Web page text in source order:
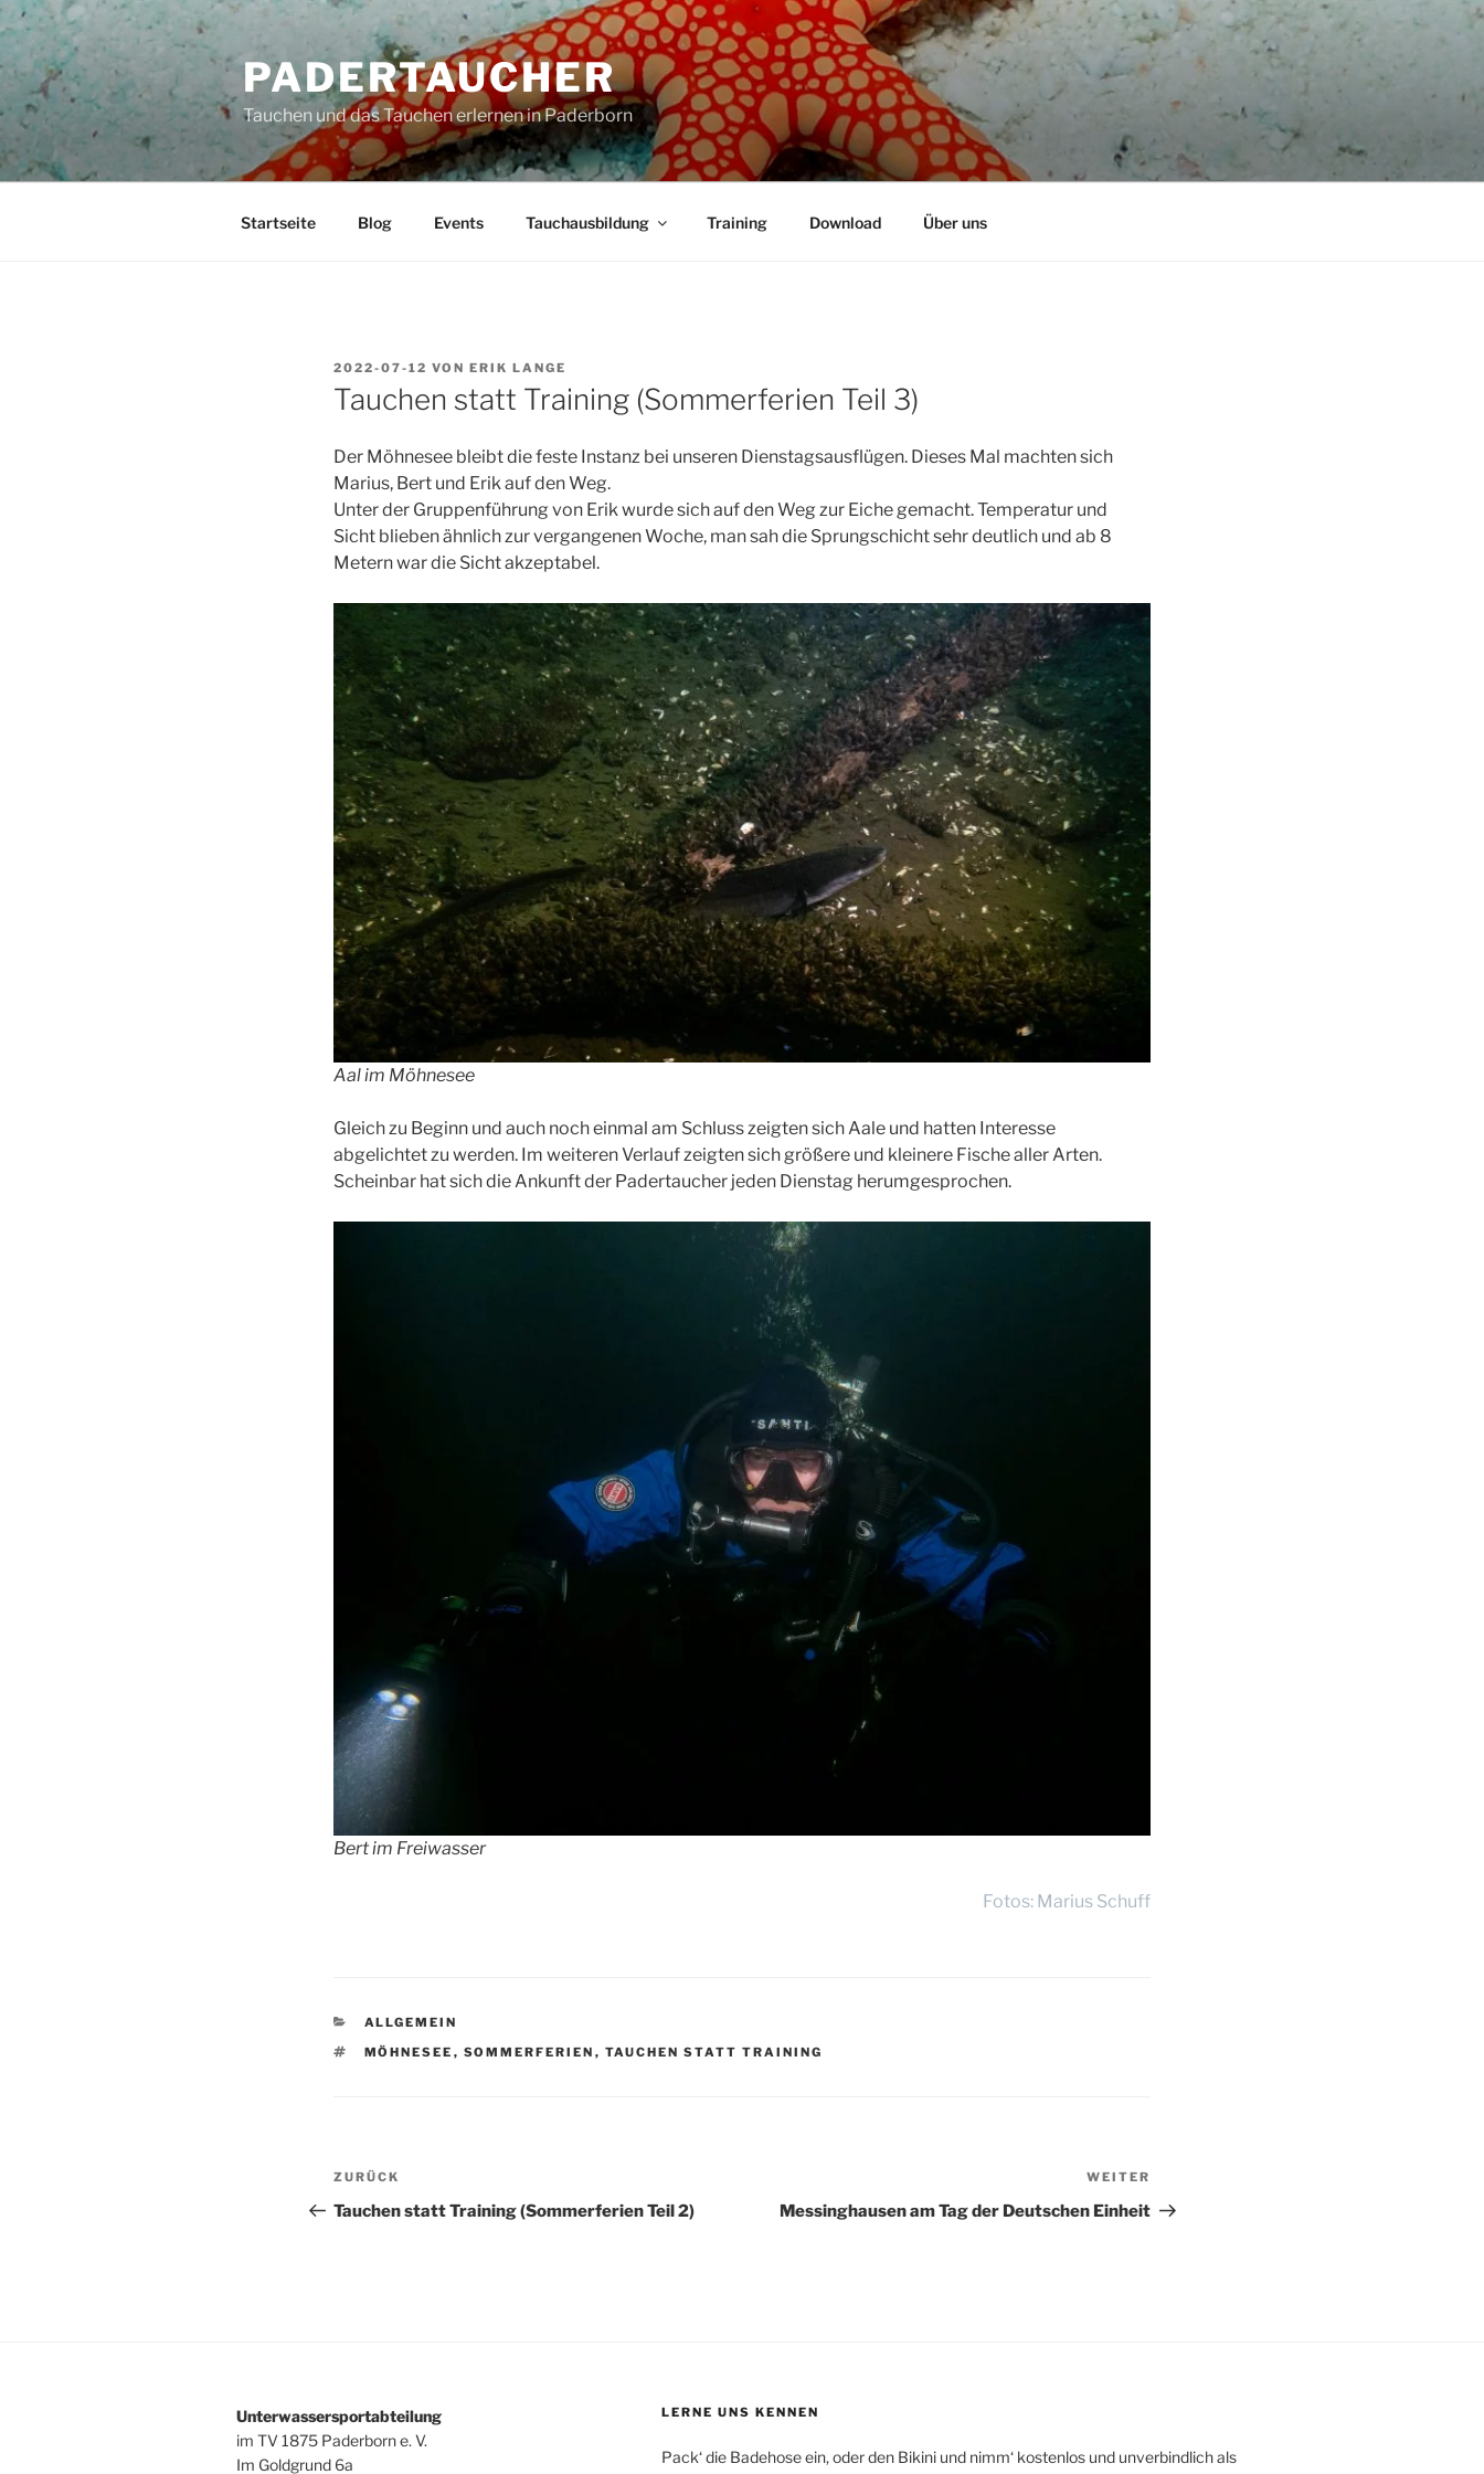
Zum
Inhalt
springen
PADERTAUCHER
Tauchen und das Tauchen erlernen in Paderborn
Startseite Blog Events Tauchausbildung Training Download Über uns
VERÖFFENTLICHT
AM
2022-07-12 VON ERIK LANGE
Tauchen statt Training (Sommerferien Teil 3)
Der Möhnesee bleibt die feste Instanz bei unseren Dienstagsausflügen. Dieses Mal machten sich
Marius, Bert und Erik auf den Weg.
Unter der Gruppenführung von Erik wurde sich auf den Weg zur Eiche gemacht. Temperatur und
Sicht blieben ähnlich zur vergangenen Woche, man sah die Sprungschicht sehr deutlich und ab 8
Metern war die Sicht akzeptabel.
Aal im Möhnesee
Gleich zu Beginn und auch noch einmal am Schluss zeigten sich Aale und hatten Interesse
abgelichtet zu werden. Im weiteren Verlauf zeigten sich größere und kleinere Fische aller Arten.
Scheinbar hat sich die Ankunft der Padertaucher jeden Dienstag herumgesprochen.
Bert im Freiwasser
Fotos: Marius Schuff
KATEGORIEN
ALLGEMEIN
SCHLAGWÖRTER
MÖHNESEE , SOMMERFERIEN , TAUCHEN STATT TRAINING
Beitragsnavigation
Vorheriger
Beitrag
ZURÜCK
Tauchen statt Training (Sommerferien Teil 2)
Beitrag
WEITER
Messinghausen am Tag der Deutschen Einheit
Unterwassersportabteilung
im TV 1875 Paderborn e. V.
Im Goldgrund 6a
LERNE UNS KENNEN
Pack‘ die Badehose ein, oder den Bikini und nimm‘ kostenlos und unverbindlich als